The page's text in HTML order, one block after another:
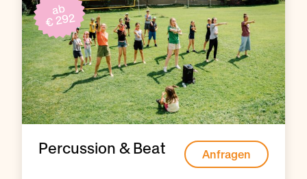
ab
€ 292
Percussion & Beat Anfragen